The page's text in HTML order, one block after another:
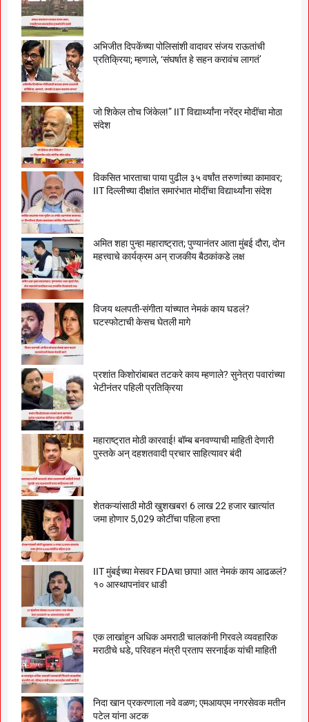
अभिजीत दिपकेंच्या पोलिसांशी वादावर संजय राऊतांची
प्रतिक्रिया; म्हणाले, ‘संघर्षात हे सहन करावंच लागतं’
जो शिकेल तोच जिंकेल!” IIT विद्यार्थ्यांना नरेंद्र मोदींचा मोठा
संदेश
विकसित भारताचा पाया पुढील ३५ वर्षांत तरुणांच्या कामावर;
IIT दिल्लीच्या दीक्षांत समारंभात मोदींचा विद्यार्थ्यांना संदेश
अमित शहा पुन्हा महाराष्ट्रात; पुण्यानंतर आता मुंबई दौरा, दोन
महत्त्वाचे कार्यक्रम अन् राजकीय बैठकांकडे लक्ष
विजय थलपती-संगीता यांच्यात नेमकं काय घडलं?
घटस्फोटाची केसच घेतली मागे
प्रशांत किशोरांबाबत तटकरे काय म्हणाले? सुनेत्रा पवारांच्या
भेटीनंतर पहिली प्रतिक्रिया
महाराष्ट्रात मोठी कारवाई! बॉम्ब बनवण्याची माहिती देणारी
पुस्तके अन् दहशतवादी प्रचार साहित्यावर बंदी
शेतकऱ्यांसाठी मोठी खुशखबर! 6 लाख 22 हजार खात्यांत
जमा होणार 5,029 कोटींचा पहिला हप्ता
IIT मुंबईच्या मेसवर FDAचा छापा! आत नेमकं काय आढळलं?
१० आस्थापनांवर धाडी
एक लाखांहून अधिक अमराठी चालकांनी गिरवले व्यवहारिक
मराठीचे धडे, परिवहन मंत्री प्रताप सरनाईक यांची माहिती
निदा खान प्रकरणाला नवे वळण; एमआयएम नगरसेवक मतीन
पटेल यांना अटक